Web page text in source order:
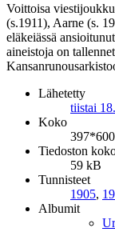
Voittoisa
(s.1911), Aarne (s.
eläkeiässä
aineistoja on
Lähetetty
tiistai
Koko
397*600
Tiedoston
59 kB
Tunnisteet
1905,
Albumit